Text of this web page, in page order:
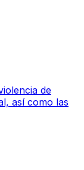
de
así como las